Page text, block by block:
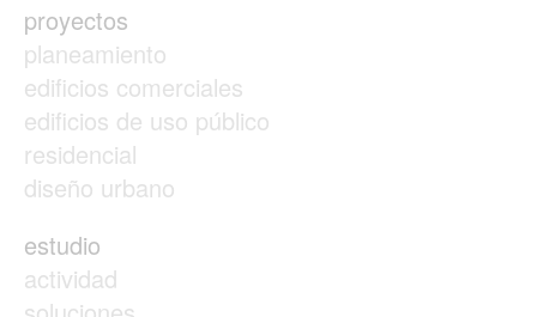
proyectos
planeamiento
edificios comerciales
edificios de uso público
residencial
diseño urbano
estudio
actividad